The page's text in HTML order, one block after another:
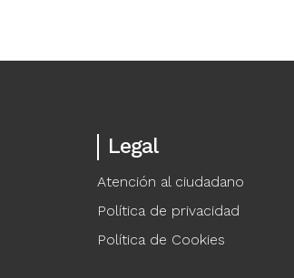
Legal
Atención al ciudadano
Política de privacidad
Política de Cookies